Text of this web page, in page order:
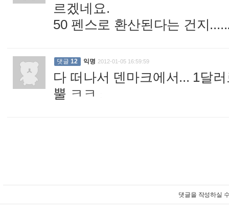
르겠네요.
50 펜스로 환산된다는 건지
댓글 12 익명 2012-01-05 16:59:59
다 떠나서 덴마크에서... 1달
뿔 ㅋㅋ
댓글을 작성하실